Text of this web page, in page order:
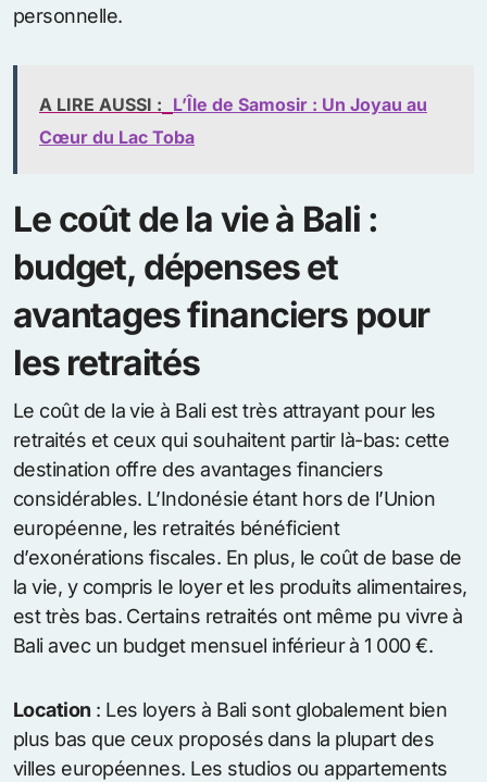
personnelle.
A LIRE AUSSI : L’Île de Samosir : Un Joyau au
Cœur du Lac Toba
Le coût de la vie à Bali :
budget, dépenses et
avantages financiers pour
les retraités
Le coût de la vie à Bali est très attrayant pour les
retraités et ceux qui souhaitent partir là-bas: cette
destination offre des avantages financiers
considérables. L’Indonésie étant hors de l’Union
européenne, les retraités bénéficient
d’exonérations fiscales. En plus, le coût de base de
la vie, y compris le loyer et les produits alimentaires,
est très bas. Certains retraités ont même pu vivre à
Bali avec un budget mensuel inférieur à 1 000 €.
Location : Les loyers à Bali sont globalement bien
plus bas que ceux proposés dans la plupart des
villes européennes. Les studios ou appartements